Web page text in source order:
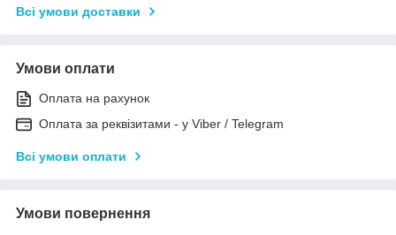
Всі умови доставки
Умови оплати
Оплата на рахунок
Оплата за реквізитами - у Viber / Telegram
Всі умови оплати
Умови повернення